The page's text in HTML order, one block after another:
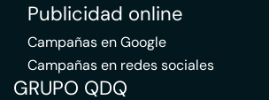
Publicidad online
Campañas en Google
Campañas en redes sociales
GRUPO QDQ